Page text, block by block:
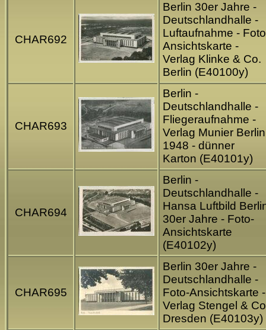
CHAR692
Berlin 30er Jahre -
Deutschlandhalle -
Luftaufnahme -
Ansichtskarte -
Verlag Klinke & Co.
Berlin (E40100y)
CHAR693
Berlin -
Deutschlandhalle -
Fliegeraufnahme -
Verlag Munier Berlin
1948 - dünner
Karton (E40101y)
CHAR694
Berlin -
Deutschlandhalle -
Hansa Luftbild
30er Jahre - Foto-
Ansichtskarte
(E40102y)
CHAR695
Berlin 30er Jahre -
Deutschlandhalle -
Foto-Ansichtskarte -
Verlag Stengel &
Dresden (E40103y)